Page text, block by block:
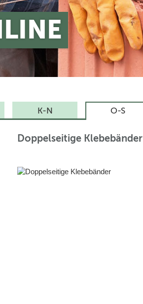
K-N O-S
Doppelseitige Klebebänder